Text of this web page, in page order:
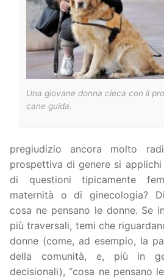
Una giovane donna cieca con il
cane guida.
pregiudizio ancora molto
prospettiva di genere si
di questioni tipicamente
maternità o di ginecologia?
cosa ne pensano le donne. Se
più traversali, temi che
donne (come, ad esempio, la
della comunità, e, più in
decisionali), “cosa ne pensano